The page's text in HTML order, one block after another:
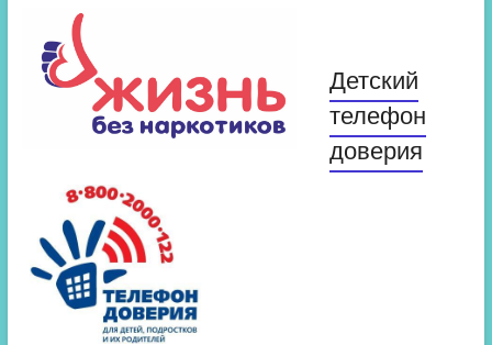
Детский
телефон
доверия